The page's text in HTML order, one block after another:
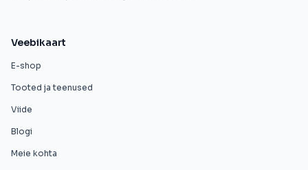
Veebikaart
E-shop
Tooted ja teenused
Viide
Blogi
Meie kohta